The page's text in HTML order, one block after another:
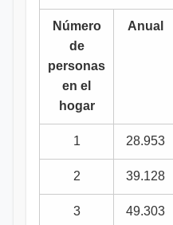
Número
de
personas
en el
hogar
Anual
1 28.953
2 39.128
3 49.303